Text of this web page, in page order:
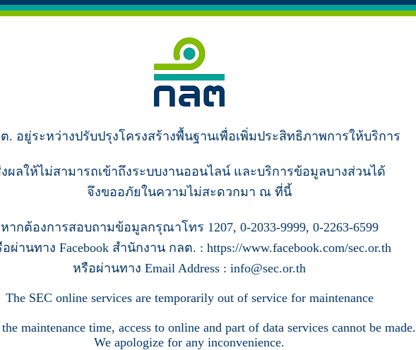
. อยู่ระหว่างปรับปรุงโครงสร้างพื้นฐานเพื่อเพิ่มประสิทธิภาพการให้บริการ
ผลให้ไม่สามารถเข้าถึงระบบงานออนไลน์ และบริการข้อมูลบางส่วนได้
จึงขออภัยในความไม่สะดวกมา ณ ที่นี้
หากต้องการสอบถามข้อมูลกรุณาโทร 1207, 0-2033-9999, 0-2263-6599
ผ่านทาง Facebook สำนักงาน กลต. : https://www.facebook.com/sec.or.th
หรือผ่านทาง Email Address : info@sec.or.th
The SEC online services are temporarily out of service for maintenance
maintenance time, access to online and part of data services cannot be made.
We apologize for any inconvenience.